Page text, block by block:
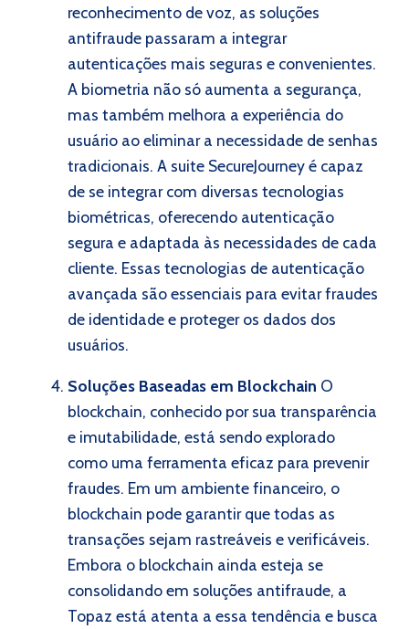
reconhecimento de voz, as soluções
antifraude passaram a integrar
autenticações mais seguras e convenientes.
A biometria não só aumenta a segurança,
mas também melhora a experiência do
usuário ao eliminar a necessidade de senhas
tradicionais. A suite SecureJourney é capaz
de se integrar com diversas tecnologias
biométricas, oferecendo autenticação
segura e adaptada às necessidades de cada
cliente. Essas tecnologias de autenticação
avançada são essenciais para evitar fraudes
de identidade e proteger os dados dos
usuários.
Soluções Baseadas em Blockchain O
blockchain, conhecido por sua transparência
e imutabilidade, está sendo explorado
como uma ferramenta eficaz para prevenir
fraudes. Em um ambiente financeiro, o
blockchain pode garantir que todas as
transações sejam rastreáveis e verificáveis.
Embora o blockchain ainda esteja se
consolidando em soluções antifraude, a
Topaz está atenta a essa tendência e busca